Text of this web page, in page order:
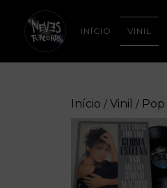
INÍCIO VINIL
Início / Vinil / Pop